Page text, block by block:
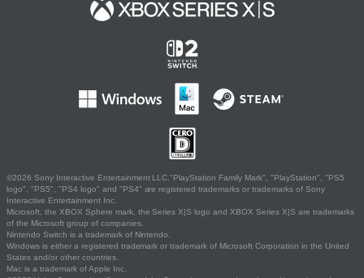
©2026 Sony Interactive Entertainment LLC."PlayStation Family Mark", "PlayStation", "PS5
logo", "PS5", "PS4 logo" and "PS4" are registered trademarks or trademarks of Sony
Interactive Entertainment Inc.
Microsoft, the XBOX Sphere mark, the Series X|S logo and XBOX Series X|S are trademarks
of the Microsoft group of companies.
Nintendo Switch is a trademark of Nintendo.
Windows is either a registered trademark or trademark of Microsoft Corporation in the United
States and/or other countries.
Mac is a trademark of Apple Inc.